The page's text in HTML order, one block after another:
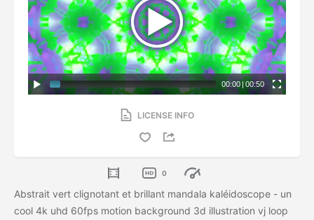
00:00 | 00:50
LICENSE INFO
0
Abstrait vert clignotant et brillant mandala kaléidoscope - un
cool 4k uhd 60fps motion background 3d illustration vj loop